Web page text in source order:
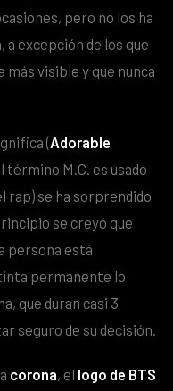
pero no los ha
excepción de los que
más visible y que nunca
(Adorable
término M.C. es usado
rap) se ha sorprendido
se creyó que
persona está
permanente lo
que duran casi 3
seguro de su decisión.
corona, el logo de BTS